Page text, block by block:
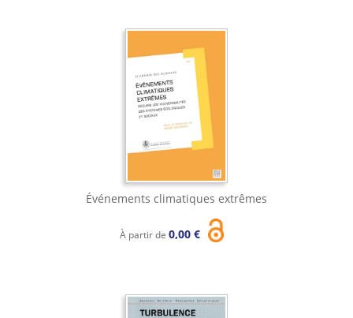
Événements climatiques extrêmes
À partir de 0,00 €